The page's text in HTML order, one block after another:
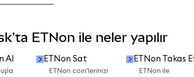
ETNon ile neler yapılır
Al ETNon Sat
ETNon coin'lerinizi
ETNon Takas
ETNon ile